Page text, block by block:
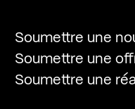
Soumettre une
Soumettre une
Soumettre une